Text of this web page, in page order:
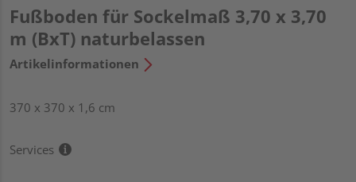
Fußboden für Sockelmaß 3,70 x 3,70
m (BxT) naturbelassen
Artikelinformationen
370 x 370 x 1,6 cm
Services